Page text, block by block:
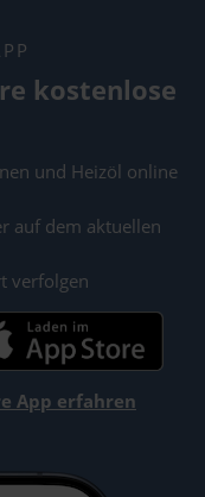
kostenlose
und Heizöl online
auf dem aktuellen
verfolgen
App erfahren